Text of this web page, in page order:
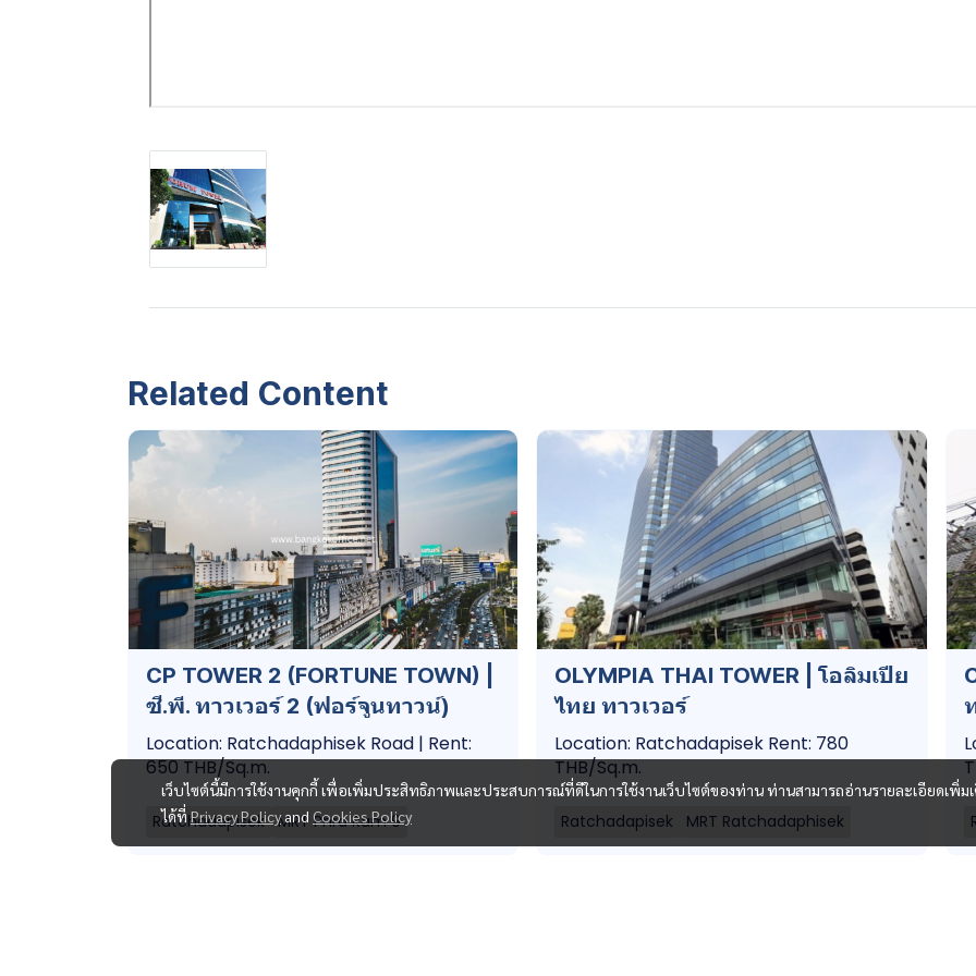
Related Content
CP TOWER 2 (FORTUNE TOWN) |
ซี.พี. ทาวเวอร์ 2 (ฟอร์จูนทาวน์)
Location: Ratchadaphisek Road | Rent:
650 THB/Sq.m.
Ratchadapisek MRT Phra Ram 9
OLYMPIA THAI TOWER | โอลิมเปีย
ไทย ทาวเวอร์
Location: Ratchadapisek Rent: 780
THB/Sq.m.
Ratchadapisek MRT Ratchadaphisek
เว็บไซต์นี้มีการใช้งานคุกกี้ เพื่อเพิ่มประสิทธิภาพและประสบการณ์ที่ดีในการใช้งานเว็บไซต์ของท่าน ท่านสามารถอ่านรายละเอียดเพิ่ม
ได้ที่Privacy Policy and Cookies Policy